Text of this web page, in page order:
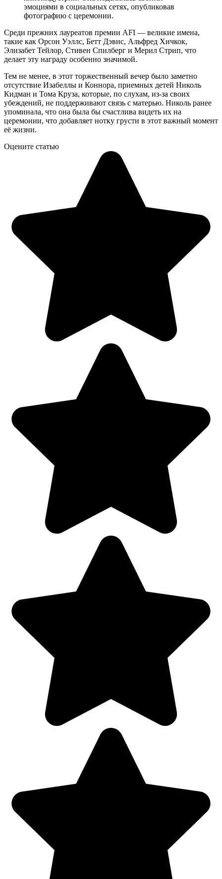
эмоциями в социальных сетях, опубликовав
фотографию с церемонии.
Среди прежних лауреатов премии AFI — великие имена,
такие как Орсон Уэллс, Бетт Дэвис, Альфред Хичкок,
Элизабет Тейлор, Стивен Спилберг и Мерил Стрип, что
делает эту награду особенно значимой.
Тем не менее, в этот торжественный вечер было заметно
отсутствие Изабеллы и Коннора, приемных детей Николь
Кидман и Тома Круза, которые, по слухам, из-за своих
убеждений, не поддерживают связь с матерью. Николь ранее
упоминала, что она была бы счастлива видеть их на
церемонии, что добавляет нотку грусти в этот важный момент
её жизни.
Оцените статью